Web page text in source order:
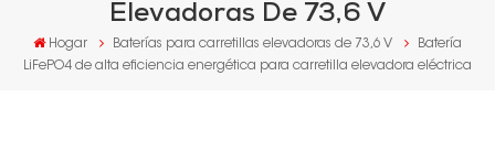
Elevadoras De 73,6 V
Hogar Baterías para carretillas elevadoras de 73,6 V
Batería
LiFePO4 de alta eficiencia energética para carretilla elevadora eléctrica